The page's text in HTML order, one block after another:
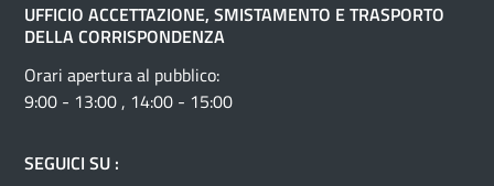
UFFICIO ACCETTAZIONE, SMISTAMENTO E TRASPORTO
DELLA CORRISPONDENZA
Orari apertura al pubblico:
9:00 - 13:00 , 14:00 - 15:00
SEGUICI SU :